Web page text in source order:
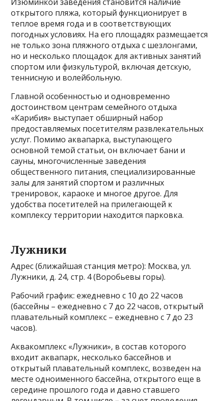
открытого пляжа, который функционирует в
теплое время года и в соответствующих
погодных условиях. На его площадях размещается
не только зона пляжного отдыха с шезлонгами,
но и несколько площадок для активных занятий
спортом или физкультурой, включая детскую,
теннисную и волейбольную.
Главной особенностью и одновременно
достоинством центрам семейного отдыха
«Карибия» выступает обширный набор
предоставляемых посетителям развлекательных
услуг. Помимо аквапарка, выступающего
основной темой статьи, он включает бани и
сауны, многочисленные заведения
общественного питания, специализированные
залы для занятий спортом и различных
тренировок, караоке и многое другое. Для
удобства посетителей на прилегающей к
комплексу территории находится парковка.
Лужники
Адрес (ближайшая станция метро): Москва, ул.
Лужники, д. 24, стр. 4 (Воробьевы горы).
Рабочий график: ежедневно с 10 до 22 часов
(бассейны – ежедневно с 7 до 22 часов, открытый
плавательный комплекс – ежедневно с 7 до 23
часов).
Аквакомплекс «Лужники», в состав которого
входит аквапарк, несколько бассейнов и
открытый плавательный комплекс, возведен на
месте одноименного бассейна, открытого еще в
середине прошлого года и давно ставшего